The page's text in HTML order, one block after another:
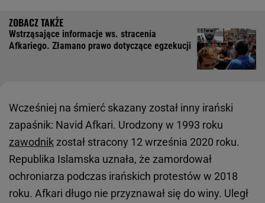
Wstrząsające informacje ws. stracenia
Afkariego. Złamano prawo dotyczące egzekucji
Wcześniej na śmierć skazany został inny irański
zapaśnik: Navid Afkari. Urodzony w 1993 roku
zawodnik został stracony 12 września 2020 roku.
Republika Islamska uznała, że zamordował
ochroniarza podczas irańskich protestów w 2018
roku. Afkari długo nie przyznawał się do winy. Uległ